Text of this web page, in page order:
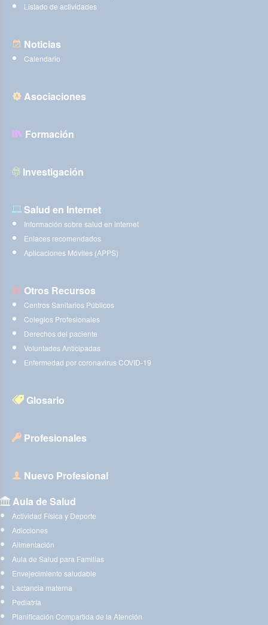
Listado de actividades
Noticias
Calendario
Asociaciones
Formación
Investigación
Salud en Internet
Información sobre salud en internet
Enlaces recomendados
Aplicaciones Móviles (APPS)
Otros Recursos
Centros Sanitarios Públicos
Colegios Profesionales
Derechos del paciente
Voluntades Anticipadas
Enfermedad por coronavirus COVID-19
Glosario
Profesionales
Nuevo Profesional
Aula de Salud
Actividad Física y Deporte
Adicciones
Alimentación
Aula de Salud para Familias
Envejecimiento saludable
Lactancia materna
Pediatría
Planificación Compartida de la Atención